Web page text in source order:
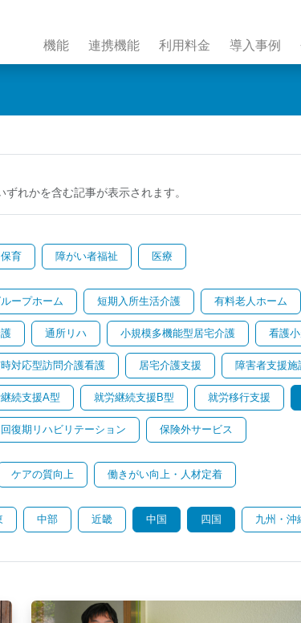
機能 連携機能 利用料金 導入事例
れかを含む記事が表示されます。
育 障がい者福祉 医療
ープホーム 短期入所生活介護 有料老人ホーム
通所リハ 小規模多機能型居宅介護 看護
対応型訪問介護看護 居宅介護支援 障害者支援施
続支援A型 就労継続支援B型 就労移行支援
回復期リハビリテーション 保険外サービス
ケアの質向上 働きがい向上・人材定着
中部 近畿 中国 四国 九州・沖